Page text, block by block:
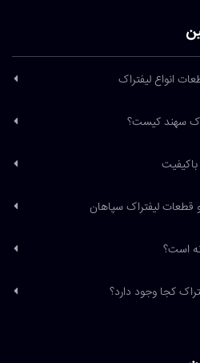
انواع لیفتراک
سهند کیست؟
باکیفیت
قطعات لیفتراک سپاهان
است؟
کجا وجود دارد؟